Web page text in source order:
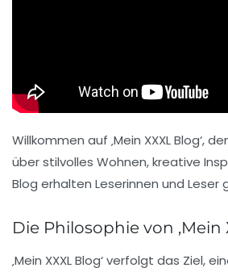
Willkommen auf ‚Mein XXXL Blog‘,
über stilvolles Wohnen, kreative
Blog erhalten Leserinnen und
Die Philosophie von ‚Mein
‚Mein XXXL Blog‘ verfolgt das Ziel,